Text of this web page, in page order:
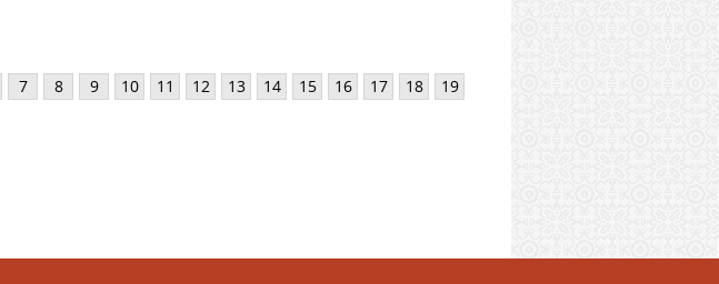
7 8 9 10 11 12 13 14 15 16 17 18
19